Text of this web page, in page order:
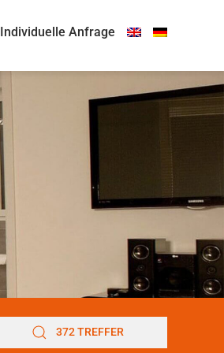
Individuelle Anfrage
372 TREFFER